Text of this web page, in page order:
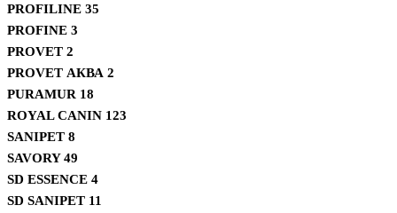
PROFILINE 35
PROFINE 3
PROVET 2
PROVET АКВА 2
PURAMUR 18
ROYAL CANIN 123
SANIPET 8
SAVORY49
SD ESSENCE 4
SD SANIPET 11